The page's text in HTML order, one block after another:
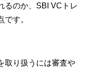
るのか、SBI VCトレ
す。
取り扱うには審査や